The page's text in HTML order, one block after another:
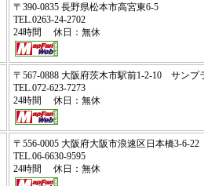
〒390-0835 長野県松本市高宮東6-5
TEL.0263-24-2702
24時間 休日：無休
〒567-0888 大阪府茨木市駅前1-2-10 サンプ
TEL.072-623-7273
24時間 休日：無休
〒556-0005 大阪府大阪市浪速区日本橋3-6-
TEL.06-6630-9595
24時間 休日：無休